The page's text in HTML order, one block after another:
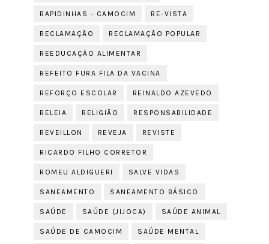
RAPIDINHAS - CAMOCIM RE-VISTA
RECLAMAÇÃO RECLAMAÇÃO POPULAR
REEDUCAÇÃO ALIMENTAR
REFEITO FURA FILA DA VACINA
REFORÇO ESCOLAR REINALDO AZEVEDO
RELEIA RELIGIÃO RESPONSABILIDADE
REVEILLON REVEJA REVISTE
RICARDO FILHO CORRETOR
ROMEU ALDIGUERI SALVE VIDAS
SANEAMENTO SANEAMENTO BÁSICO
SAÚDE SAÚDE (JIJOCA) SAÚDE ANIMAL
SAÚDE DE CAMOCIM SAÚDE MENTAL